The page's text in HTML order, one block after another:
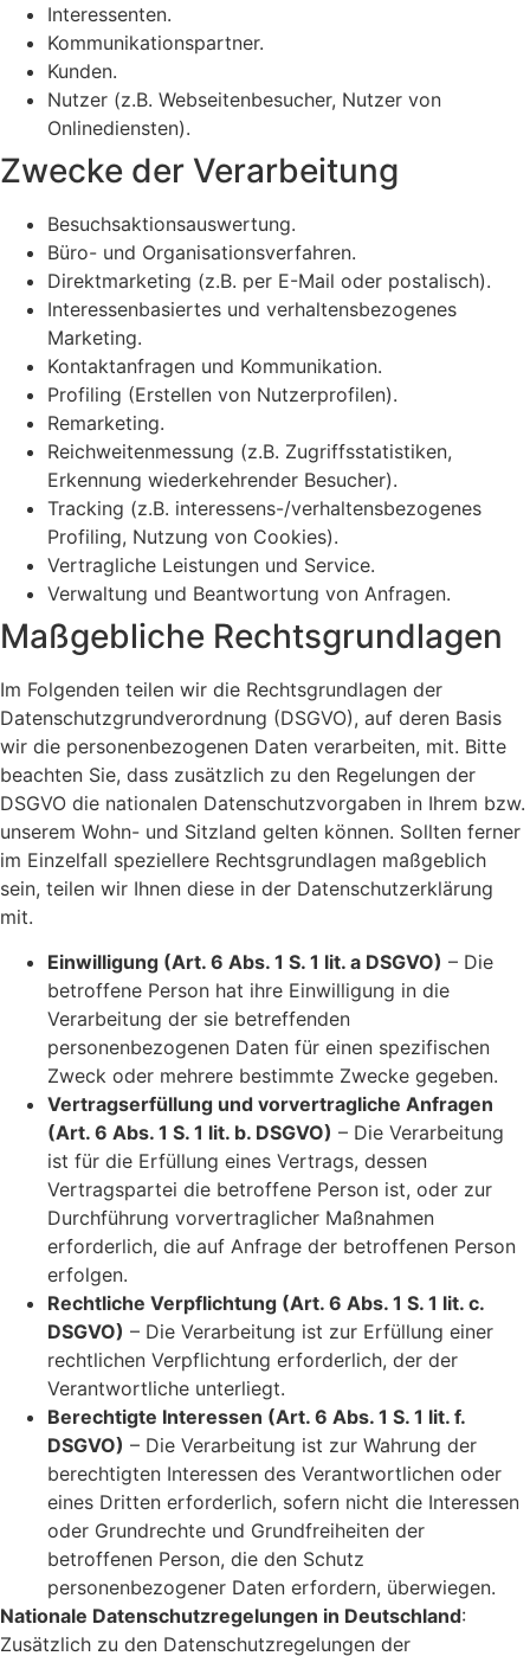
Interessenten.
Kommunikationspartner.
Kunden.
Nutzer (z.B. Webseitenbesucher, Nutzer von
Onlinediensten).
Zwecke der Verarbeitung
Besuchsaktionsauswertung.
Büro- und Organisationsverfahren.
Direktmarketing (z.B. per E-Mail oder postalisch).
Interessenbasiertes und verhaltensbezogenes
Marketing.
Kontaktanfragen und Kommunikation.
Profiling (Erstellen von Nutzerprofilen).
Remarketing.
Reichweitenmessung (z.B. Zugriffsstatistiken,
Erkennung wiederkehrender Besucher).
Tracking (z.B. interessens-/verhaltensbezogenes
Profiling, Nutzung von Cookies).
Vertragliche Leistungen und Service.
Verwaltung und Beantwortung von Anfragen.
Maßgebliche Rechtsgrundlagen
Im Folgenden teilen wir die Rechtsgrundlagen der
Datenschutzgrundverordnung (DSGVO), auf deren Basis
wir die personenbezogenen Daten verarbeiten, mit. Bitte
beachten Sie, dass zusätzlich zu den Regelungen der
DSGVO die nationalen Datenschutzvorgaben in Ihrem bzw.
unserem Wohn- und Sitzland gelten können. Sollten ferner
im Einzelfall speziellere Rechtsgrundlagen maßgeblich
sein, teilen wir Ihnen diese in der Datenschutzerklärung
mit.
Einwilligung (Art. 6 Abs. 1 S. 1 lit. a DSGVO) – Die
betroffene Person hat ihre Einwilligung in die
Verarbeitung der sie betreffenden
personenbezogenen Daten für einen spezifischen
Zweck oder mehrere bestimmte Zwecke gegeben.
Vertragserfüllung und vorvertragliche Anfragen
(Art. 6 Abs. 1 S. 1 lit. b. DSGVO) – Die Verarbeitung
ist für die Erfüllung eines Vertrags, dessen
Vertragspartei die betroffene Person ist, oder zur
Durchführung vorvertraglicher Maßnahmen
erforderlich, die auf Anfrage der betroffenen Person
erfolgen.
Rechtliche Verpflichtung (Art. 6 Abs. 1 S. 1 lit. c.
DSGVO) – Die Verarbeitung ist zur Erfüllung einer
rechtlichen Verpflichtung erforderlich, der der
Verantwortliche unterliegt.
Berechtigte Interessen (Art. 6 Abs. 1 S. 1 lit. f.
DSGVO) – Die Verarbeitung ist zur Wahrung der
berechtigten Interessen des Verantwortlichen oder
eines Dritten erforderlich, sofern nicht die Interessen
oder Grundrechte und Grundfreiheiten der
betroffenen Person, die den Schutz
personenbezogener Daten erfordern, überwiegen.
Nationale Datenschutzregelungen in Deutschland:
Zusätzlich zu den Datenschutzregelungen der